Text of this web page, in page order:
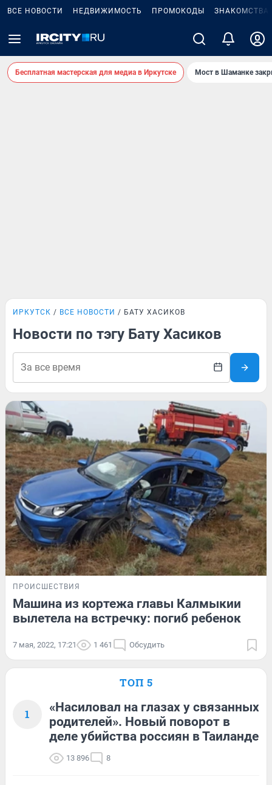
ВСЕ НОВОСТИ НЕДВИЖИМОСТЬ ПРОМОКОДЫ ЗНАКОМСТВА
Бесплатная мастерская для медиа в Иркутске Мост в Шаманке
ИРКУТСК ВСЕ НОВОСТИ БАТУ ХАСИКОВ
Новости по тэгу Бату Хасиков
ПРОИСШЕСТВИЯ
Машина из кортежа главы Калмыкии
вылетела на встречку: погиб ребенок
7 мая, 2022, 17:21 1 461 Обсудить
ТОП 5
1
«Насиловал на глазах у связанных
родителей». Новый поворот в
деле убийства россиян в Таиланде
13 896 8